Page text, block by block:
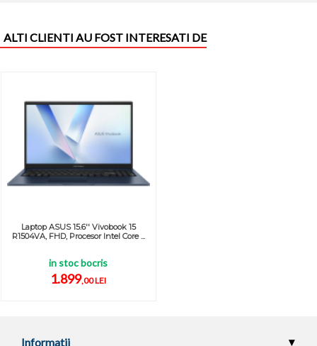
ALTI CLIENTI AU FOST INTERESATI DE
Laptop ASUS 15.6'' Vivobook 15
R1504VA, FHD, Procesor Intel Core ...
in stoc bocris
1.899,00 LEI
Informatii